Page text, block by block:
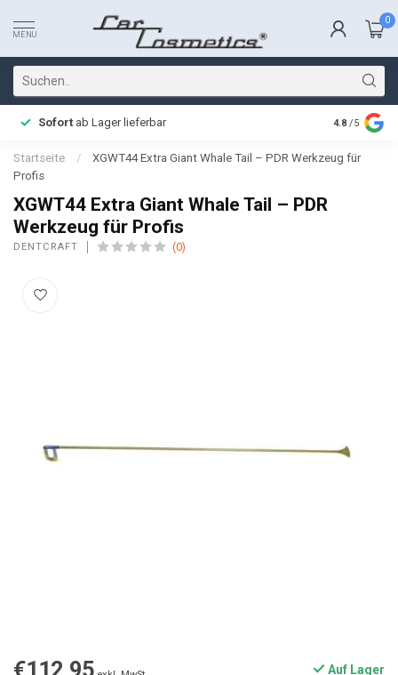
MENU
0
Sofort ab Lager lieferbar Schnelle
4.8 /5
Startseite /
XGWT44 Extra Giant Whale Tail – PDR Werkzeug für
Profis
XGWT44 Extra Giant Whale Tail – PDR
Werkzeug für Profis
DENTCRAFT (0)
Auf Lager